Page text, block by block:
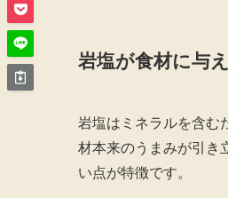
岩塩が食材に与
岩塩はミネラルを含む
材本来のうまみが引き
い点が特徴です。